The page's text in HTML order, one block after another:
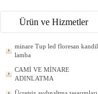
Ürün ve Hizmetler
minare Tup led floresan kandil
lamba
CAMİ VE MİNARE
ADINLATMA